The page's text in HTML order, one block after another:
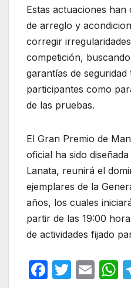
Estas actuaciones
de arreglo y
corregir
competición,
garantías de
participantes como
de las pruebas.
El Gran Premio de
oficial ha sido
Lanata, reunirá el
ejemplares de la
años, los cuales
partir de las 19:00
de actividades fijado
F
T
E